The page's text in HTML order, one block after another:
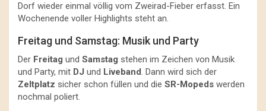
Dorf wieder einmal völlig vom Zweirad-Fieber erfasst. Ein
Wochenende voller Highlights steht an.
Freitag und Samstag: Musik und Party
Der Freitag und Samstag stehen im Zeichen von Musik
und Party, mit DJ und Liveband. Dann wird sich der
Zeltplatz sicher schon füllen und die SR-Mopeds werden
nochmal poliert.